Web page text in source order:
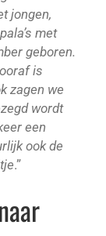
jongen,
met
geboren.
is
zagen we
wordt
een
ook de
.”